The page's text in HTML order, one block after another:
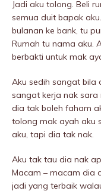
Jadi aku tolong. Beli
semua duit bapak
bulanan ke bank, tu
Rumah tu nama aku.
berbakti untuk mak
Aku sedih sangat bila
sangat kerja nak sara
dia tak boleh faham
tolong mak ayah aku
aku, tapi dia tak nak.
Aku tak tau dia nak
Macam – macam dia
jadi yang terbaik